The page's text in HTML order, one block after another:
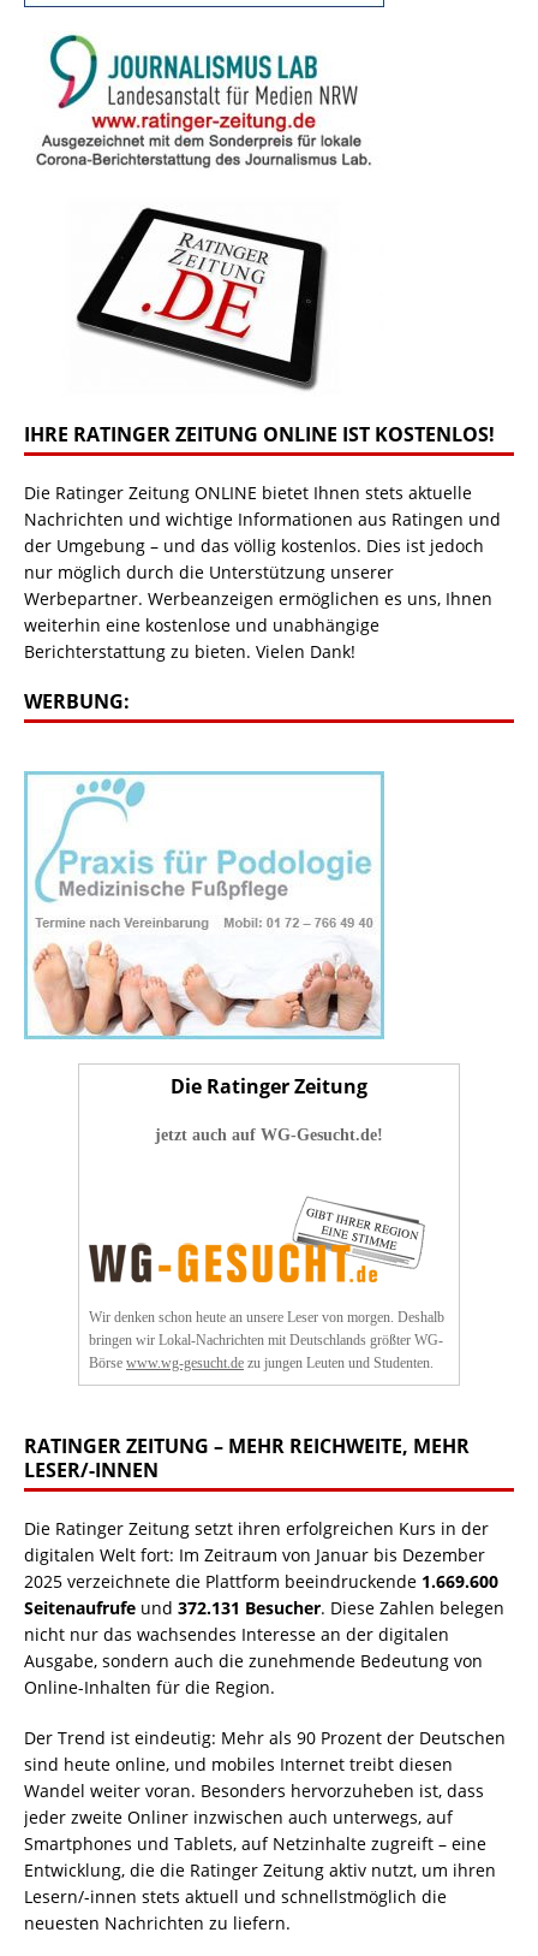
IHRE RATINGER ZEITUNG ONLINE IST KOSTENLOS!
Die Ratinger Zeitung ONLINE bietet Ihnen stets aktuelle
Nachrichten und wichtige Informationen aus Ratingen und
der Umgebung – und das völlig kostenlos. Dies ist jedoch
nur möglich durch die Unterstützung unserer
Werbepartner. Werbeanzeigen ermöglichen es uns, Ihnen
weiterhin eine kostenlose und unabhängige
Berichterstattung zu bieten. Vielen Dank!
WERBUNG:
Die Ratinger Zeitung
jetzt auch auf WG-Gesucht.de!
Wir denken schon heute an unsere Leser von morgen. Deshalb
bringen wir Lokal-Nachrichten mit Deutschlands größter WG-
Börse www.wg-gesucht.de zu jungen Leuten und Studenten.
RATINGER ZEITUNG – MEHR REICHWEITE, MEHR
LESER/-INNEN
Die Ratinger Zeitung setzt ihren erfolgreichen Kurs in der
digitalen Welt fort: Im Zeitraum von Januar bis Dezember
2025 verzeichnete die Plattform beeindruckende 1.669.600
Seitenaufrufe und 372.131 Besucher. Diese Zahlen belegen
nicht nur das wachsendes Interesse an der digitalen
Ausgabe, sondern auch die zunehmende Bedeutung von
Online-Inhalten für die Region.
Der Trend ist eindeutig: Mehr als 90 Prozent der Deutschen
sind heute online, und mobiles Internet treibt diesen
Wandel weiter voran. Besonders hervorzuheben ist, dass
jeder zweite Onliner inzwischen auch unterwegs, auf
Smartphones und Tablets, auf Netzinhalte zugreift – eine
Entwicklung, die die Ratinger Zeitung aktiv nutzt, um ihren
Lesern/-innen stets aktuell und schnellstmöglich die
neuesten Nachrichten zu liefern.